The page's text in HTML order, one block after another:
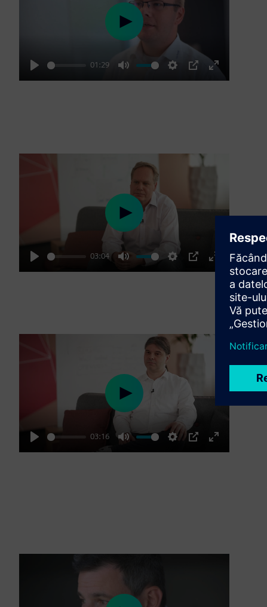
Play
01:29
Mute Settings
PIP
Enter
Play
Play
03:04
Mute Settings
PIP
Enter
fullscreen
Play
Play
03:16
Mute Settings
PIP
Enter
Play